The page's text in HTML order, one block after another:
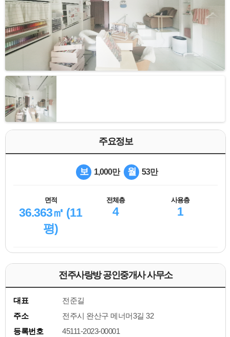
주요정보
보 1,000만 월 53만
면적
36.363㎡ (11
평)
전체층
4
사용층
1
전주사랑방 공인중개사 사무소
대표
전준길
주소
전주시 완산구 메너머3길 32
등록번호
45111-2023-00001